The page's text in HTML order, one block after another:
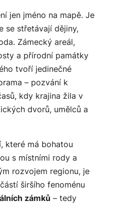
jen jméno na mapě. Je
se střetávají dějiny,
Zámecký areál,
a přírodní památky
tvoří jedinečné
– pozvání k
kdy krajina žila v
dvorů, umělců a
které má bohatou
s místními rody a
rozvojem regionu, je
širšího fenoménu
zámků – tedy